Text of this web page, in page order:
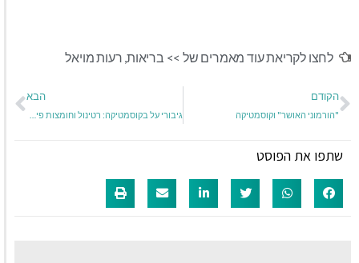
לחצו לקריאת עוד מאמרים של >> בריאות, רעות מויאל
הקודם
"הורמוני האושר" וקוסמטיקה
הבא
שתפו את הפוסט